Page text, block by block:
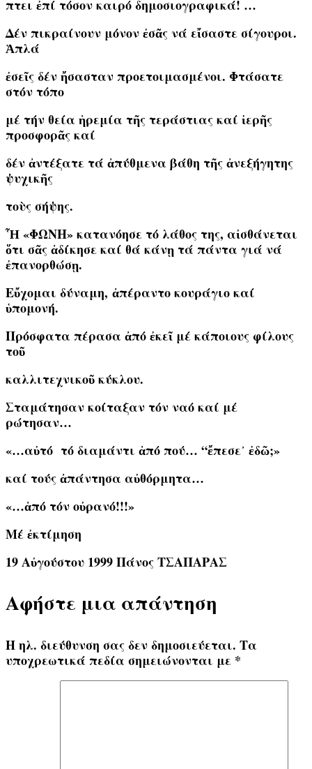
πτει ἐπί τόσον καιρό δημοσιογραφικά! …
Δέν πικραίνουν μόνον ἐσᾶς νά εἴσαστε σίγουροι.
Ἁπλά
ἐσεῖς δέν ἤσασταν προετοιμασμένοι. Φτάσατε
στόν τόπο
μέ τήν θεία ἡρεμία τῆς τεράστιας καί ἱερῆς
προσφορᾶς καί
δέν ἀντέξατε τά ἀπύθμενα βάθη τῆς ἀνεξήγητης
ψυχικῆς
τοὺς σήψης.
Ἧ «ΦΩΝΗ» κατανόησε τό λάθος της, αἰσθάνεται
ὅτι σᾶς ἀδίκησε καί θά κάνῃ τά πάντα γιά νά
ἐπανορθώσῃ.
Εὔχομαι δύναμη, ἀπέραντο κουράγιο καί
ὑπομονή.
Πρόσφατα πέρασα ἀπό ἐκεῖ μέ κάποιους φίλους
τοῦ
καλλιτεχνικοῦ κύκλου.
Σταμάτησαν κοίταξαν τόν ναό καί μέ
ρώτησαν…
«…αὐτό τό διαμάντι ἀπό πού… “ἔπεσε᾽ ἐδῶ;»
καί τούς ἀπάντησα αὐθόρμητα…
«…ἀπό τόν οὐρανό!!!»
Μέ ἐκτίμηση
19 Αὐγούστου 1999 Πάνος ΤΣΑΠΑΡΑΣ
Αφήστε μια απάντηση
Η ηλ. διεύθυνση σας δεν δημοσιεύεται. Τα
υποχρεωτικά πεδία σημειώνονται με *